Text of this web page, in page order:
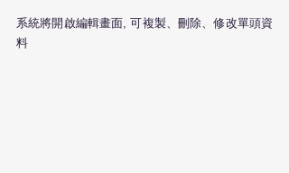
系統將開啟編輯畫面, 可複製、刪除、修改單頭資
料